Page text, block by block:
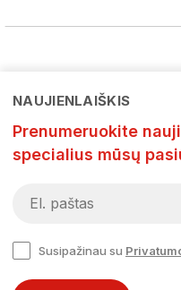
NAUJIENLAIŠKIS
Prenumeruokite
specialius mūsų
Susipažinau su